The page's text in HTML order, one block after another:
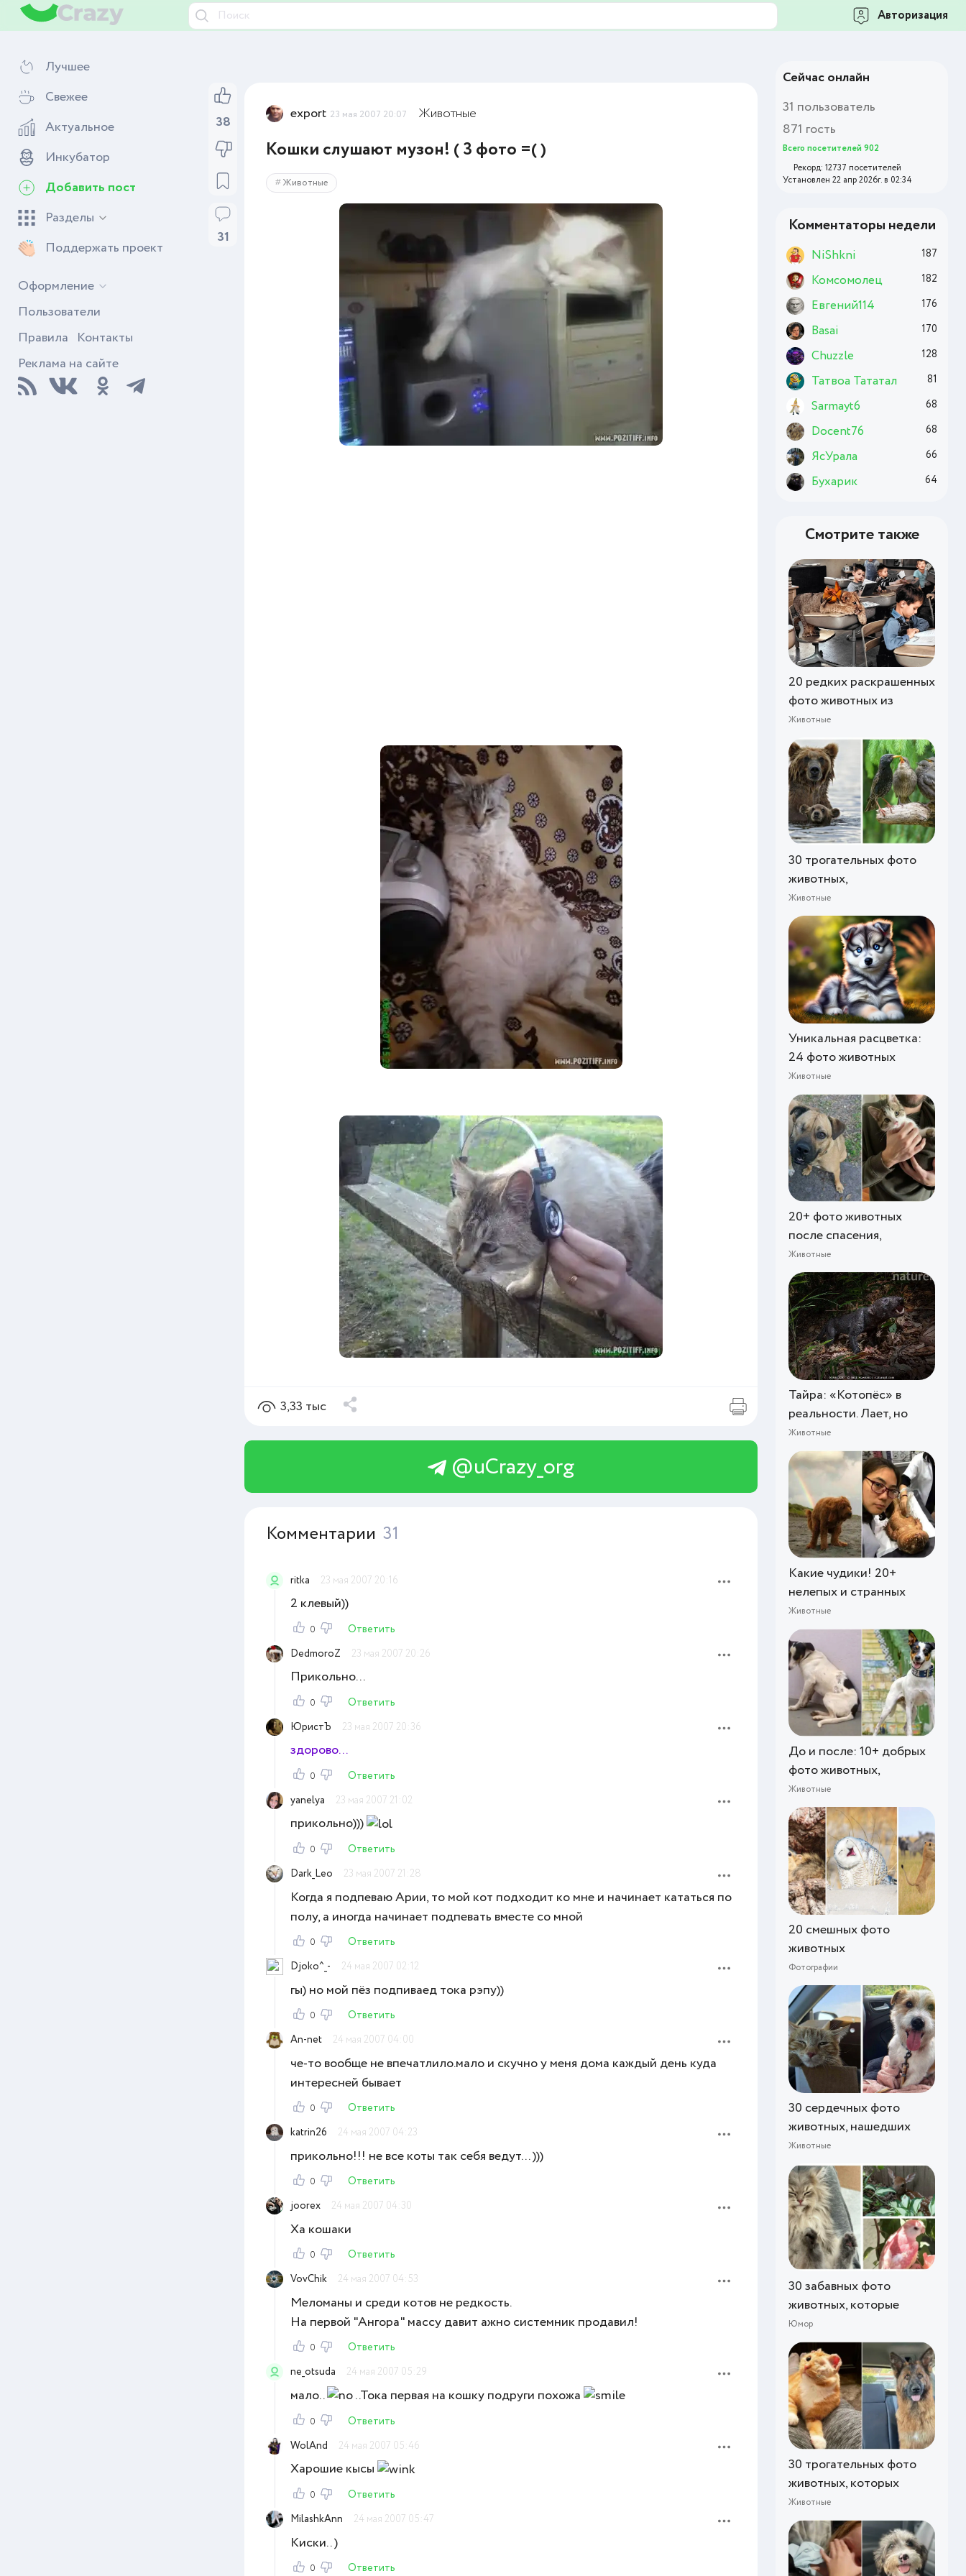
Авторизация
Лучшее
Свежее
Актуальное
Инкубатор
Добавить пост
Разделы
Поддержать проект
Оформление
Пользователи
Правила Контакты
Реклама на сайте
Сейчас онлайн
31 пользователь
871 гость
Всего посетителей 902
Рекорд: 12737 посетителей
Установлен 22 апр 2026г. в 02:34
Комментаторы недели
NiShkni 187
Комсомолец 182
Евгений114 176
Basai 170
Chuzzle 128
Татвоа Тататал 81
Sarmayt6 68
Docent76 68
ЯсУрала 66
Бухарик 64
Смотрите также
20 редких раскрашенных
фото животных из
Животные
30 трогательных фото
животных,
Животные
Уникальная расцветка:
24 фото животных
Животные
20+ фото животных
после спасения,
Животные
Тайра: «Котопёс» в
реальности. Лает, но
Животные
Какие чудики! 20+
нелепых и странных
Животные
До и после: 10+ добрых
фото животных,
Животные
20 смешных фото
животных
Фотографии
30 сердечных фото
животных, нашедших
Животные
30 забавных фото
животных, которые
Юмор
30 трогательных фото
животных, которых
Животные
38
31
export 23 мая 2007 20:07 Животные
Кошки слушают музон! ( 3 фото =( )
Животные
3,33 тыс
@uCrazy_org
Комментарии 31
ritka 23 мая 2007 20:16
2 клевый))
0
Ответить
DedmoroZ
23 мая 2007 20:26
Прикольно...
0
Ответить
ЮристЪ
23 мая 2007 20:36
здорово...
0
Ответить
yanelya
23 мая 2007 21:02
прикольно)))
0
Ответить
Dark_Leo
23 мая 2007 21:28
Когда я подпеваю Арии, то мой кот подходит ко мне и начинает кататься по
полу, а иногда начинает подпевать вместе со мной
0
Ответить
Djoko^_-
24 мая 2007 02:12
гы) но мой пёз подпиваед тока рэпу))
0
Ответить
An-net
24 мая 2007 04:00
че-то вообще не впечатлило.мало и скучно у меня дома каждый день куда
интересней бывает
0
Ответить
katrin26
24 мая 2007 04:23
прикольно!!! не все коты так себя ведут... )))
0
Ответить
joorex
24 мая 2007 04:30
Ха кошаки
0
Ответить
VovChik
24 мая 2007 04:53
Меломаны и среди котов не редкость.
На первой "Ангора" массу давит ажно системник продавил!
0
Ответить
ne_otsuda
24 мая 2007 05:29
мало.. ..Тока первая на кошку подруги похожа
0
Ответить
WolAnd
24 мая 2007 05:46
Харошие кысы
0
Ответить
MilashkAnn
24 мая 2007 05:47
Киски.. )
0 Ответить